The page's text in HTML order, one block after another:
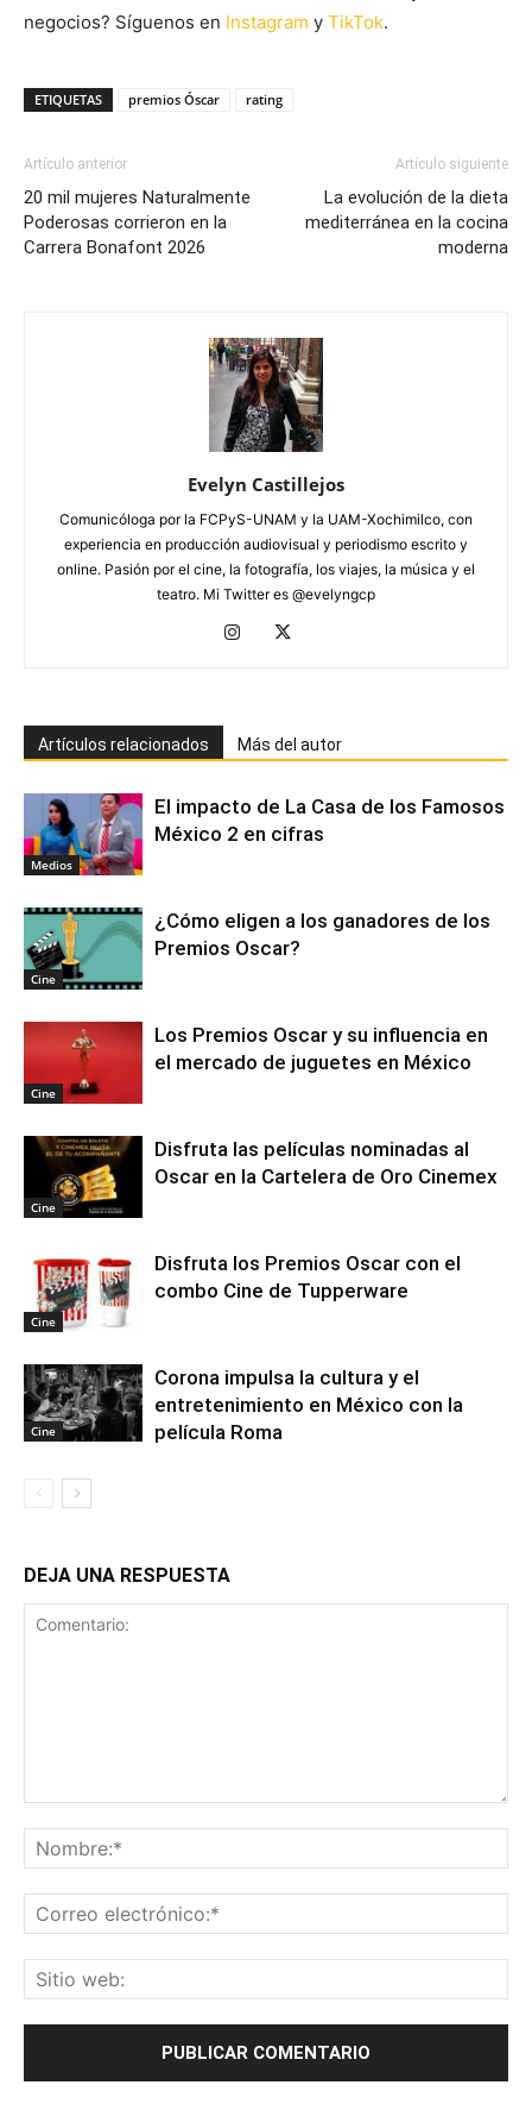
negocios? Síguenos en Instagram y TikTok.
ETIQUETAS premios Óscar rating
Artículo anterior
20 mil mujeres Naturalmente
Poderosas corrieron en la
Carrera Bonafont 2026
Artículo siguiente
La evolución de la dieta
mediterránea en la cocina
moderna
Evelyn Castillejos
Comunicóloga por la FCPyS-UNAM y la UAM-Xochimilco, con
experiencia en producción audiovisual y periodismo escrito y
online. Pasión por el cine, la fotografía, los viajes, la música y el
teatro. Mi Twitter es @evelyngcp
Artículos relacionados Más del autor
Medios
El impacto de La Casa de los Famosos
México 2 en cifras
Cine
¿Cómo eligen a los ganadores de los
Premios Oscar?
Cine
Los Premios Oscar y su influencia en
el mercado de juguetes en México
Cine
Disfruta las películas nominadas al
Oscar en la Cartelera de Oro Cinemex
Cine
Disfruta los Premios Oscar con el
combo Cine de Tupperware
Cine
Corona impulsa la cultura y el
entretenimiento en México con la
película Roma
DEJA UNA RESPUESTA